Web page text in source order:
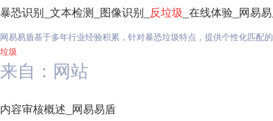
暴恐识别_文本检测_图像识别_ 反垃圾 _在线体验_网易
网易易盾基于多年行业经验积累，针对暴恐垃圾特点，提供个性化匹配
垃圾
来自：网站
内容审核概述_网易易盾